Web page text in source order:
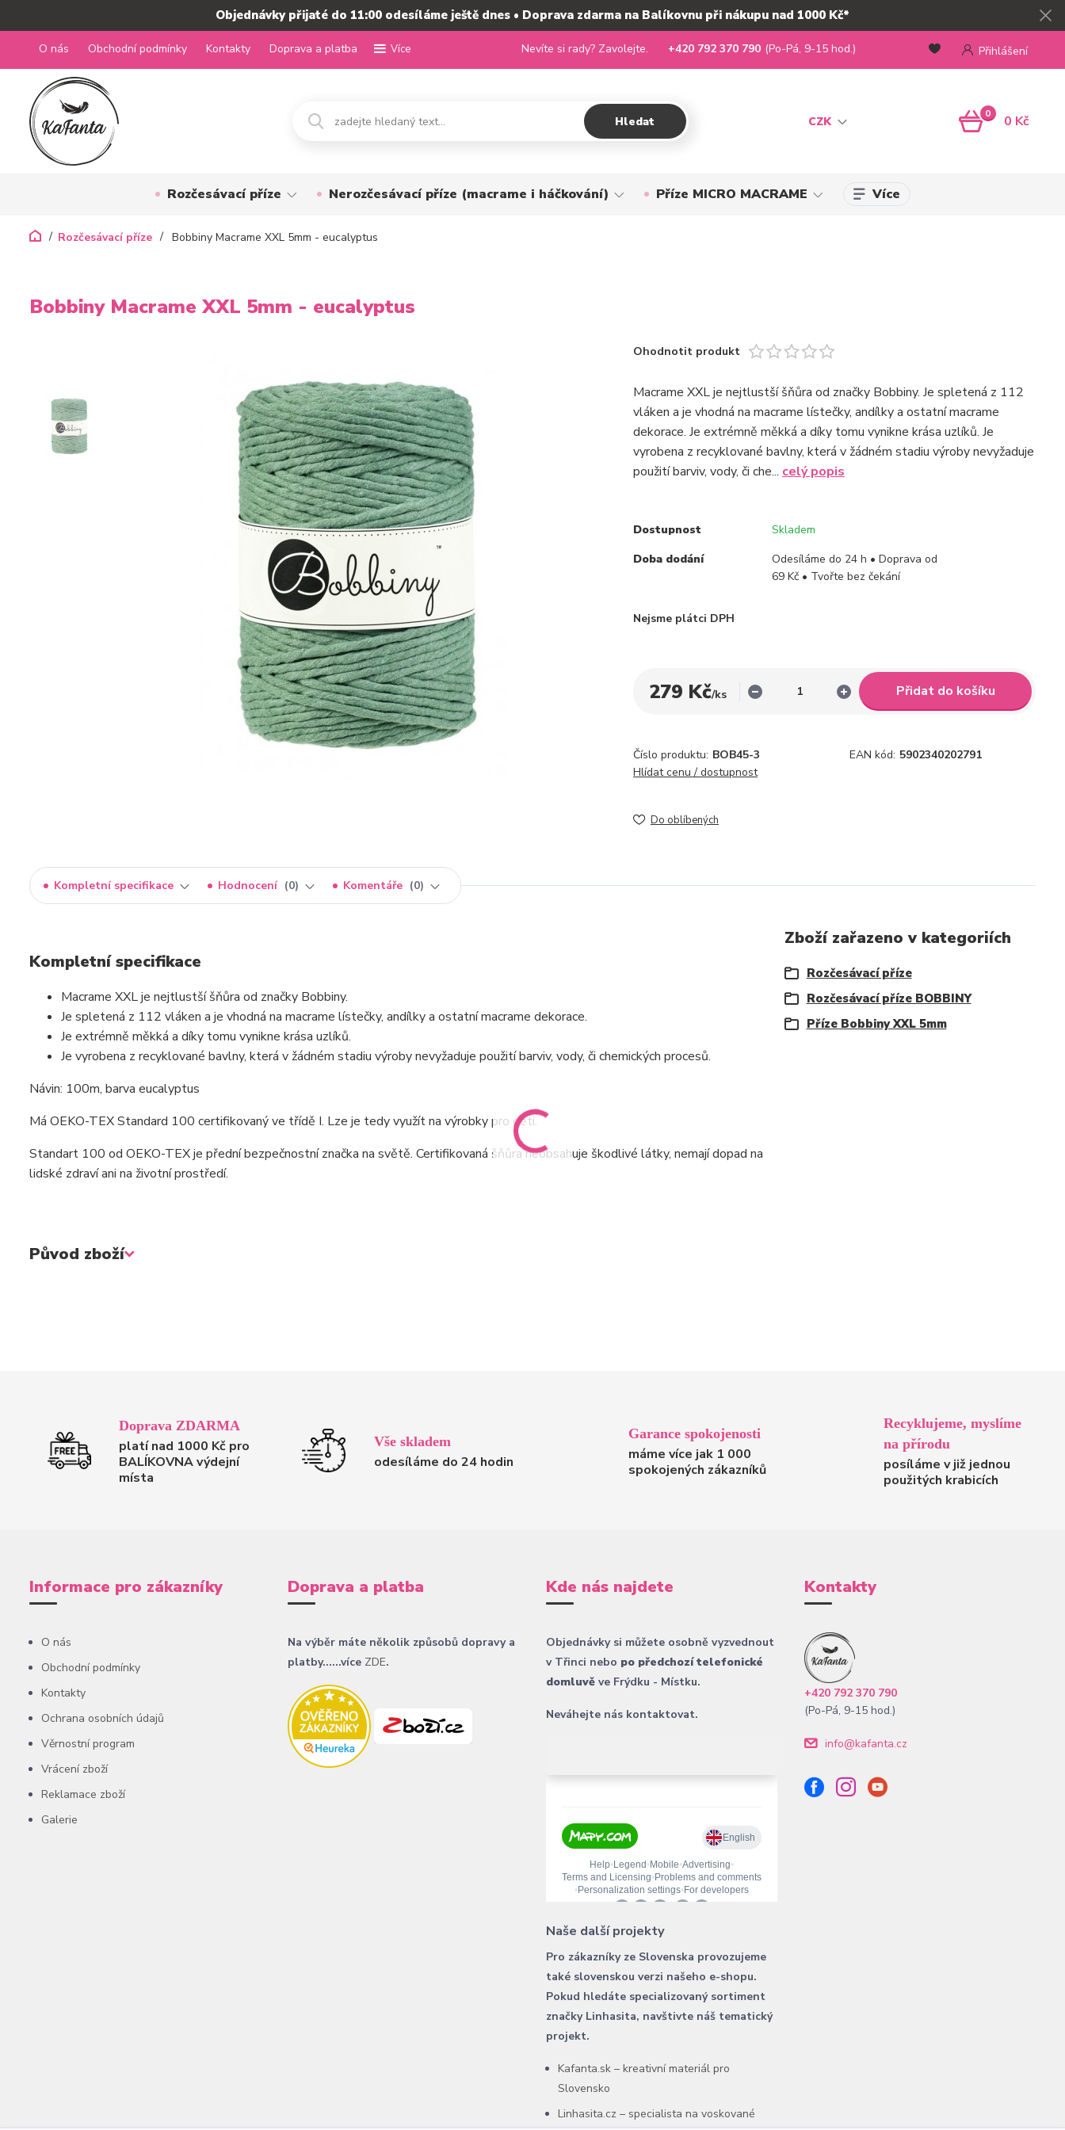
Objednávky přijaté do 11:00 odesíláme ještě dnes • Doprava zdarma na Balíkovnu při nákupu nad 1000 Kč*
O nás Obchodní podmínky Kontakty Doprava a platba Více
CZK
Přihlášení
Hledat
Nevíte si rady? Zavolejte. +420 792 370 790 (Po-Pá, 9-15 hod.)
0 0 Kč
Rozčesávací příze Nerozčesávací příze (macrame i háčkování) Příze MICRO MACRAME Více
Rozčesávací příze Bobbiny Macrame XXL 5mm - eucalyptus
Bobbiny Macrame XXL 5mm - eucalyptus
Ohodnotit produkt
Macrame XXL je nejtlustší šňůra od značky Bobbiny. Je spletená z 112
vláken a je vhodná na macrame lístečky, andílky a ostatní macrame
dekorace. Je extrémně měkká a díky tomu vynikne krása uzlíků. Je
vyrobena z recyklované bavlny, která v žádném stadiu výroby nevyžaduje
použití barviv, vody, či che... celý popis
Dostupnost
Skladem
Doba dodání
Odesíláme do 24 h • Doprava od
69 Kč • Tvořte bez čekání
Nejsme plátci DPH
279 Kč/ks Přidat do košíku
Číslo produktu: BOB45-3 EAN kód: 5902340202791
Hlídat cenu / dostupnost
Do oblíbených
Kompletní specifikace Hodnocení 0 Komentáře 0
Kompletní specifikace
Macrame XXL je nejtlustší šňůra od značky Bobbiny.
Je spletená z 112 vláken a je vhodná na macrame lístečky, andílky a ostatní macrame dekorace.
Je extrémně měkká a díky tomu vynikne krása uzlíků.
Je vyrobena z recyklované bavlny, která v žádném stadiu výroby nevyžaduje použití barviv, vody, či chemických procesů.
Návin: 100m, barva eucalyptus
Má OEKO-TEX Standard 100 certifikovaný ve třídě I. Lze je tedy využít na výrobky pro děti.
Standart 100 od OEKO-TEX je přední bezpečnostní značka na světě. Certifikovaná šňůra neobsahuje škodlivé látky, nemají dopad na
lidské zdraví ani na životní prostředí.
Původ zboží
Zboží zařazeno v kategoriích
Rozčesávací příze
Rozčesávací příze BOBBINY
Příze Bobbiny XXL 5mm
Doprava ZDARMA
platí nad 1000 Kč pro
BALÍKOVNA výdejní
místa
Vše skladem
odesíláme do 24 hodin
Garance spokojenosti
máme více jak 1 000
spokojených zákazníků
Recyklujeme, myslíme
na přírodu
posíláme v již jednou
použitých krabicích
Informace pro zákazníky
O nás
Obchodní podmínky
Kontakty
Ochrana osobních údajů
Věrnostní program
Vrácení zboží
Reklamace zboží
Galerie
Doprava a platba
Na výběr máte několik způsobů dopravy a
platby......více ZDE.
Kde nás najdete
Objednávky si můžete osobně vyzvednout
v Třinci nebo po předchozí telefonické
domluvě ve Frýdku - Místku.
Neváhejte nás kontaktovat.
Naše další projekty
Pro zákazníky ze Slovenska provozujeme
také slovenskou verzi našeho e-shopu.
Pokud hledáte specializovaný sortiment
značky Linhasita, navštivte náš tematický
projekt.
Kafanta.sk – kreativní materiál pro
Slovensko
Linhasita.cz – specialista na voskované
Kontakty
+420 792 370 790
(Po-Pá, 9-15 hod.)
info@kafanta.cz